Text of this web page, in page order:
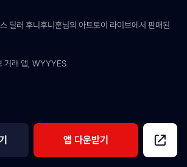
딜러 후니후니훈님의 아트토이 라이브에서 판매된
거래 앱, WYYYES
앱 다운받기